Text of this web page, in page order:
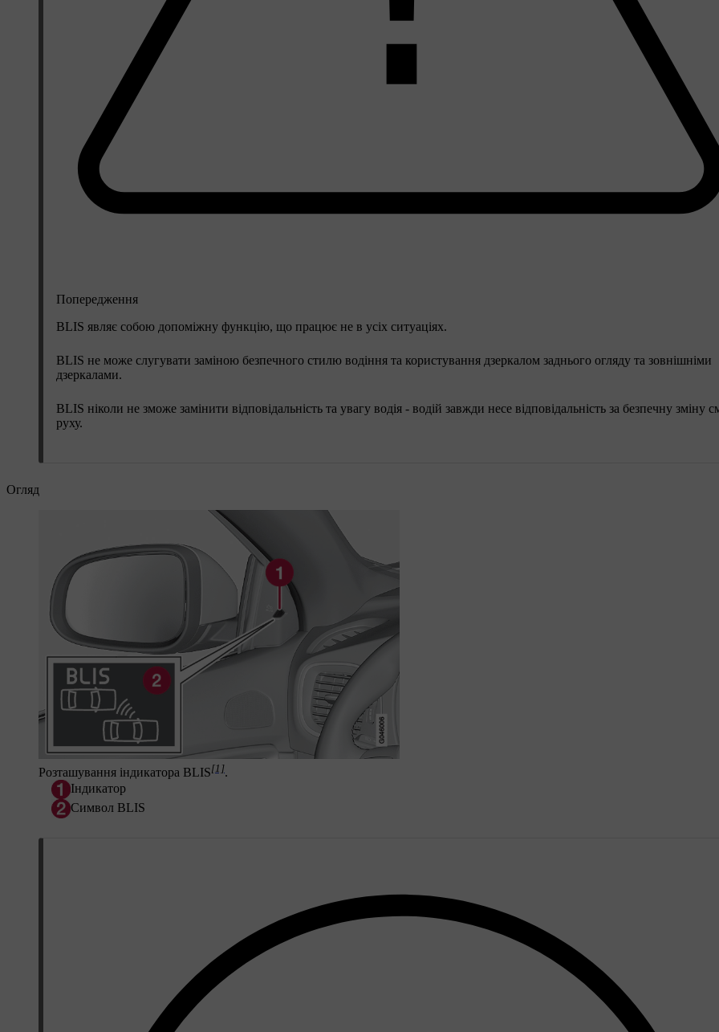
Попередження
BLIS являє собою допоміжну функцію, що працює не в усіх ситуаціях.
BLIS не може слугувати заміною безпечного стилю водіння та користування дзеркалом заднього огляду та зовнішніми
дзеркалами.
BLIS ніколи не зможе замінити відповідальність та увагу водія - водій завжди несе відповідальність за безпечну зміну
руху.
Огляд
Розташування індикатора BLIS[1].
Індикатор
Символ BLIS